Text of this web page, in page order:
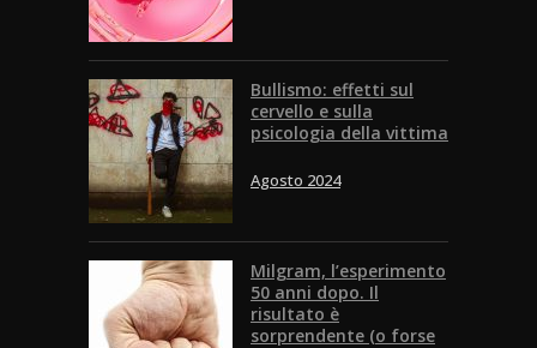
Bullismo: effetti sul
cervello e sulla
psicologia della vittima
Agosto 2024
Milgram, l’esperimento
50 anni dopo. Il
risultato è
sorprendente (o forse